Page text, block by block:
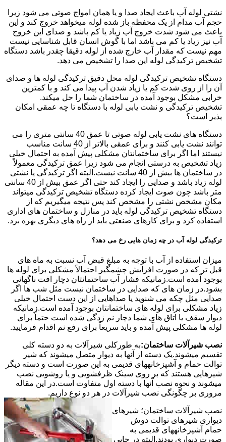
نشتی لوله آب باعث ایجاد صدا و یا همان امواج صوتی می شود زیرا
حجم آب مدام از یک محفظه باز شده لوله میخواهد خروج کند و این
باعث می شود شدت خروج آب زیاد یا کم باشد و صدای این خروج
آب نیز زیاد یا کم می باشد اما با گوش انسان قابل شناسایی نیست
مهم نیست که مقدار آب خارج شده از لوله دقیقا چقدر باشد دستگاه
تشخیص ترکیدگی لوله این صدا را تشخیص می دهد.
دستگاه تشخیص ترکیدگی لوله محل دقیق ترکیدگی لوله ها و صدای
آن را از روی شدت کم یا زیاد شدن آب پیدا می کند و با کمترین
خرابی مشکل بوجود آمده در ساختمان شما را حل میکند.
تشخیص ترکیدگی و نشت یابی لوله با دستگاه تا چه عمقی امکان
پذیر است؟
دستگاه های نشت یابی لوله صوتی تا عمق 40 سانتی متری را می
توانند نشت یابی کنند و برای عمقی بالاتر از 40 سانت مناسب
نیستند اما اگر برای ساختمانتان مشکلی پیش آمده به احتمال خیلی
زیاد تشخیص به درستی انجام می شود زیرا عمق ترکیدگی معمولاً
در ساختمان ها بیش از 40 سانت نیست.البته اگر ترکیدگی یا نشتی
لوله زیاد باشد و صدایی را ایجاد کند حتی اگر عمق بیش از 40 سانتی
متر باشد چون صوت ایجاد کرده دستگاه تشخیص ترکیدگی میتواند
مکان مشخص نشتی را مشخص کند پس نتیجه میگیریم که از
دستگاه تشخیص ترکیدگی لوله باید در منازل و ساختمان های اداری
استفاده کرد و برای کارهای صنعتی باید از راه های دیگری بهره برد.
ترکیدگی لوله آب در چه زمان هایی رخ می دهد؟
میزان استفاده از آب با توجه به مبلغ قبض آب نسبت به ماه های
قبل تر که در صورت افزایش چشمگیر احتمالاً مشکلی برای لوله ها
بوجود آمده است.زمانیکه فشار آب ساختمانتان دچار افت ناگهانی
بشود.در زمان های که صدایی در ساختمان نیست مثل شب ها اگر
صدایی مثل چکه می شنوید یا صداهایی از این دست احتمال خیلی
زیاد مشکلی برای لوله های ساختمانتان بوجود آمده است.زمانیکه
دیوار سقف یا اتاق های شما دچار نم زدگی شده است حتماً برای
لوله ها مشکلی پیش آمده و باید سریعاً برای رفع نم اقدام فرمایید.
نصب شیرآلات ساختمان:به طورکلی شیرآلات به دو دسته کلی
تقسیم میشوند.یک دسته از آنها به دیوار متصل میشوند که شیر
توالت حمام و آشپزخانههای قدیمی به این صورت است و دسته دیگر
شیرهایی هستند که بر روی سینک ظرفشویی و یا روشویی نصب
میشوند و نحوه نصب آنها با دسته اول متفاوت است.در این مقاله
مروری بر چگونگی نصب شیرآلات در هر دو نوع داریم.
نصب شیرآلات ساختمان؛ شیرهای
دیواری شیرهای توالت دوش
حمام آشپزخانههای قدیمی به
صورت دیواری بودند.البته در جایی